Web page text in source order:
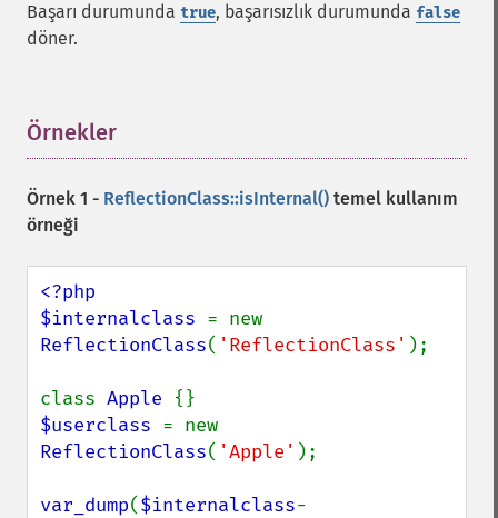
Başarı durumunda true, başarısızlık durumunda false
döner.
Örnekler
Örnek 1 - ReflectionClass::isInternal() temel kullanım
örneği
<?php
$internalclass
ReflectionClass( 'ReflectionClass' );
class Apple
$userclass
ReflectionClass( 'Apple' );
var_dump($internalclass-